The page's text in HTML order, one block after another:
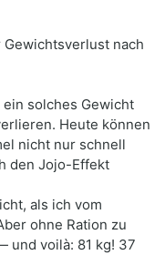
solches Gewicht
Heute können
nicht nur schnell
den Jojo-Effekt
als ich vom
ohne Ration zu
und voilà: 81 kg! 37